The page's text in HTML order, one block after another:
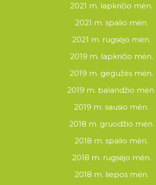
2021 m. lapkričio mėn.
2021 m. spalio mėn.
2021 m. rugsėjo mėn.
2019 m. lapkričio mėn.
2019 m. gegužės mėn.
2019 m. balandžio mėn.
2019 m. sausio mėn.
2018 m. gruodžio mėn.
2018 m. spalio mėn.
2018 m. rugsėjo mėn.
2018 m. liepos mėn.